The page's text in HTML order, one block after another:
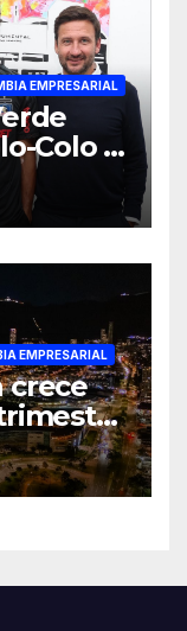
EMPRESARIAL
Colo y
EMPRESARIAL
crece
plan